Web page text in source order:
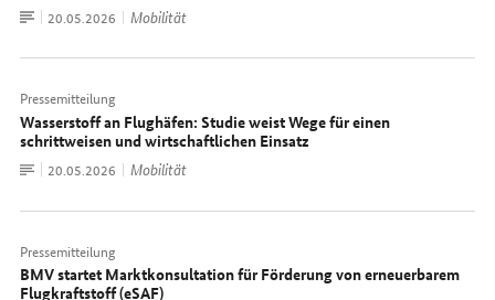
Zum
Dokument
Datum:
20.05.2026 Mobilität
Pressemitteilung
Wasserstoff an Flughäfen: Studie weist Wege für einen
schrittweisen und wirtschaftlichen Einsatz
Zum
Dokument
Datum:
20.05.2026 Mobilität
Pressemitteilung
BMV startet Marktkonsultation für Förderung von erneuerbarem
Flugkraftstoff (eSAF)